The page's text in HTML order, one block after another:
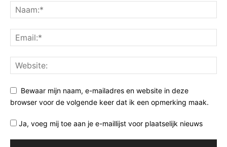
Bewaar mijn naam, e-mailadres en website in deze
browser voor de volgende keer dat ik een opmerking maak.
Ja, voeg mij toe aan je e-maillijst voor plaatselijk nieuws